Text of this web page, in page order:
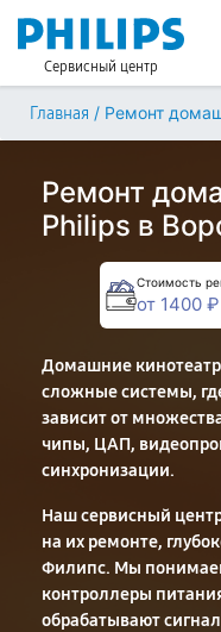
Сервисный центр
Главная / Ремонт
Ремонт
Philips в
Стоимость
от 1400 ₽
Домашние
сложные системы,
зависит от
чипы, ЦАП,
синхронизации.
Наш сервисный
на их ремонте,
Филипс. Мы
контроллеры
обрабатывают